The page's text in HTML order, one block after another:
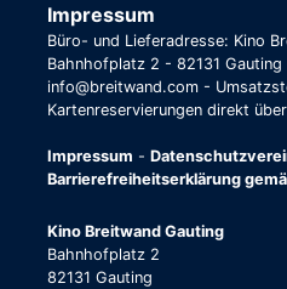
Impressum
Büro- und Lieferadresse: Kino
Bahnhofplatz 2 - 82131
info@breitwand.com -
Kartenreservierungen direkt
Impressum -
Barrierefreiheitserklärung
Kino Breitwand Gauting
Bahnhofplatz 2
82131 Gauting